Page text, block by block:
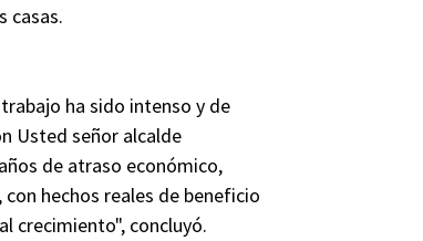
casas.
ha sido intenso y de
Usted señor alcalde
de atraso económico,
hechos reales de beneficio
crecimiento", concluyó.